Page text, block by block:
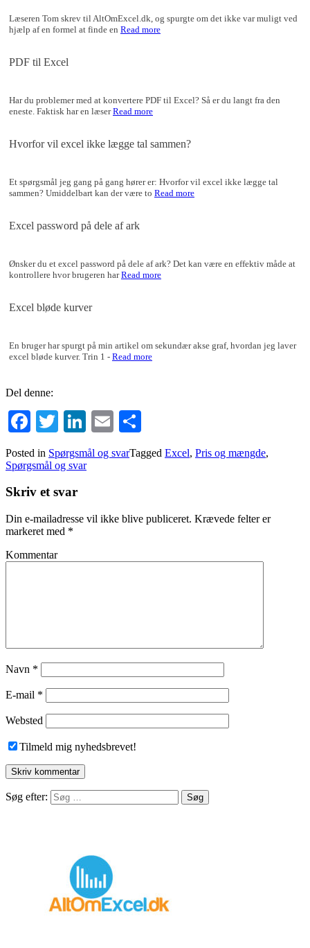
Læseren Tom skrev til AltOmExcel.dk, og spurgte om det ikke var muligt ved
hjælp af en formel at finde en Read more
PDF til Excel
Har du problemer med at konvertere PDF til Excel? Så er du langt fra den
eneste. Faktisk har en læserRead more
Hvorfor vil excel ikke lægge tal sammen?
Et spørgsmål jeg gang på gang hører er: Hvorfor vil excel ikke lægge tal
sammen? Umiddelbart kan der være to Read more
Excel password på dele af ark
Ønsker du et excel password på dele af ark? Det kan være en effektiv måde at
kontrollere hvor brugeren harRead more
Excel bløde kurver
En bruger har spurgt på min artikel om sekundær akse graf, hvordan jeg laver
excel bløde kurver. Trin 1 - Read more
Del denne:
Facebook
TwitterLinkedIn
Email
Posted in Spørgsmål og svarTagged Excel, Pris og mængde,
Spørgsmål og svar
Skriv et svar
Din e-mailadresse vil ikke blive publiceret. Krævede felter er
markeret med *
Kommentar
Navn *
E-mail *
Websted
Tilmeld mig nyhedsbrevet!
Søg efter: